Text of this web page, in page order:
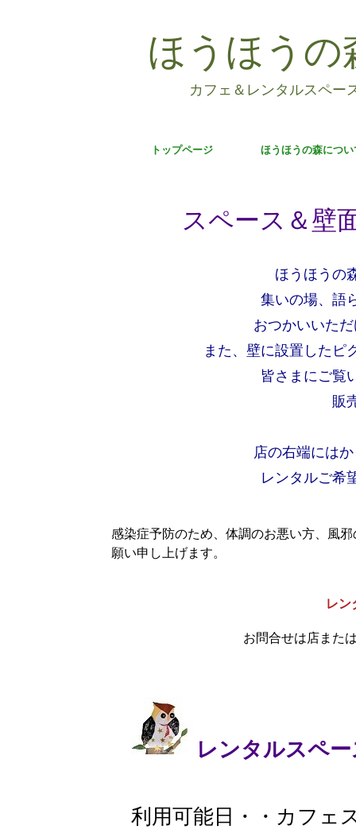
ほうほうの
カフェ＆レンタルスペー
トップページ ほうほうの森につい
スペース＆壁
ほうほうの
集いの場、語
おつかいいた
また、壁に設置したピ
皆さまにご覧
販
店の右端には
レンタルご希
感染症予防のため、体調のお悪い方、風
願い申し上げます。
レン
お問合せは店また
レンタルスペ
利用可能日・・カフェ